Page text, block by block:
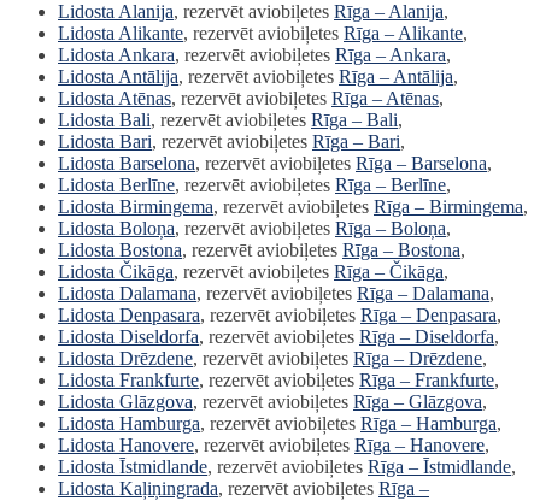
Lidosta Alanija, rezervēt aviobiļetes Rīga – Alanija,
Lidosta Alikante, rezervēt aviobiļetes Rīga – Alikante,
Lidosta Ankara, rezervēt aviobiļetes Rīga – Ankara,
Lidosta Antālija, rezervēt aviobiļetes Rīga – Antālija,
Lidosta Atēnas, rezervēt aviobiļetes Rīga – Atēnas,
Lidosta Bali, rezervēt aviobiļetes Rīga – Bali,
Lidosta Bari, rezervēt aviobiļetes Rīga – Bari,
Lidosta Barselona, rezervēt aviobiļetes Rīga – Barselona,
Lidosta Berlīne, rezervēt aviobiļetes Rīga – Berlīne,
Lidosta Birmingema, rezervēt aviobiļetes Rīga – Birmingema,
Lidosta Boloņa, rezervēt aviobiļetes Rīga – Boloņa,
Lidosta Bostona, rezervēt aviobiļetes Rīga – Bostona,
Lidosta Čikāga, rezervēt aviobiļetes Rīga – Čikāga,
Lidosta Dalamana, rezervēt aviobiļetes Rīga – Dalamana,
Lidosta Denpasara, rezervēt aviobiļetes Rīga – Denpasara,
Lidosta Diseldorfa, rezervēt aviobiļetes Rīga – Diseldorfa,
Lidosta Drēzdene, rezervēt aviobiļetes Rīga – Drēzdene,
Lidosta Frankfurte, rezervēt aviobiļetes Rīga – Frankfurte,
Lidosta Glāzgova, rezervēt aviobiļetes Rīga – Glāzgova,
Lidosta Hamburga, rezervēt aviobiļetes Rīga – Hamburga,
Lidosta Hanovere, rezervēt aviobiļetes Rīga – Hanovere,
Lidosta Īstmidlande, rezervēt aviobiļetes Rīga – Īstmidlande,
Lidosta Kaļiņingrada, rezervēt aviobiļetes Rīga –